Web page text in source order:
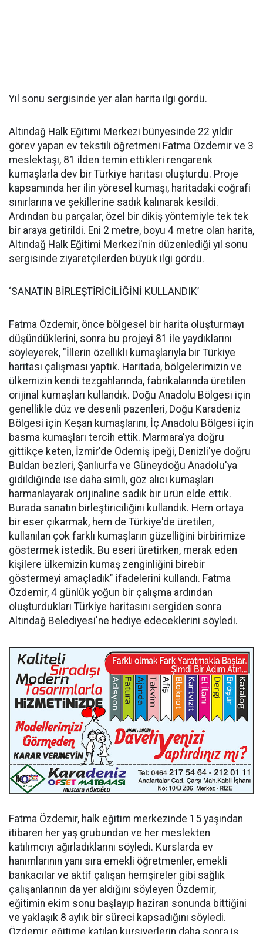
Yıl sonu sergisinde yer alan harita ilgi gördü.
Altındağ Halk Eğitimi Merkezi bünyesinde 22 yıldır
görev yapan ev tekstili öğretmeni Fatma Özdemir ve 3
meslektaşı, 81 ilden temin ettikleri rengarenk
kumaşlarla dev bir Türkiye haritası oluşturdu. Proje
kapsamında her ilin yöresel kumaşı, haritadaki coğrafi
sınırlarına ve şekillerine sadık kalınarak kesildi.
Ardından bu parçalar, özel bir dikiş yöntemiyle tek tek
bir araya getirildi. Eni 2 metre, boyu 4 metre olan harita,
Altındağ Halk Eğitimi Merkezi'nin düzenlediği yıl sonu
sergisinde ziyaretçilerden büyük ilgi gördü.
‘SANATIN BİRLEŞTİRİCİLİĞİNİ KULLANDIK’
Fatma Özdemir, önce bölgesel bir harita oluşturmayı
düşündüklerini, sonra bu projeyi 81 ile yaydıklarını
söyleyerek, "İllerin özellikli kumaşlarıyla bir Türkiye
haritası çalışması yaptık. Haritada, bölgelerimizin ve
ülkemizin kendi tezgahlarında, fabrikalarında üretilen
orijinal kumaşları kullandık. Doğu Anadolu Bölgesi için
genellikle düz ve desenli pazenleri, Doğu Karadeniz
Bölgesi için Keşan kumaşlarını, İç Anadolu Bölgesi için
basma kumaşları tercih ettik. Marmara'ya doğru
gittikçe keten, İzmir'de Ödemiş ipeği, Denizli'ye doğru
Buldan bezleri, Şanlıurfa ve Güneydoğu Anadolu'ya
gidildiğinde ise daha simli, göz alıcı kumaşları
harmanlayarak orijinaline sadık bir ürün elde ettik.
Burada sanatın birleştiriciliğini kullandık. Hem ortaya
bir eser çıkarmak, hem de Türkiye'de üretilen,
kullanılan çok farklı kumaşların güzelliğini birbirimize
göstermek istedik. Bu eseri üretirken, merak eden
kişilere ülkemizin kumaş zenginliğini birebir
göstermeyi amaçladık" ifadelerini kullandı. Fatma
Özdemir, 4 günlük yoğun bir çalışma ardından
oluşturdukları Türkiye haritasını sergiden sonra
Altındağ Belediyesi'ne hediye edeceklerini söyledi.
Fatma Özdemir, halk eğitim merkezinde 15 yaşından
itibaren her yaş grubundan ve her meslekten
katılımcıyı ağırladıklarını söyledi. Kurslarda ev
hanımlarının yanı sıra emekli öğretmenler, emekli
bankacılar ve aktif çalışan hemşireler gibi sağlık
çalışanlarının da yer aldığını söyleyen Özdemir,
eğitimin ekim sonu başlayıp haziran sonunda bittiğini
ve yaklaşık 8 aylık bir süreci kapsadığını söyledi.